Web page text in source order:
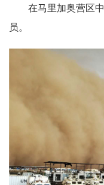
在马里加奥营区
员。